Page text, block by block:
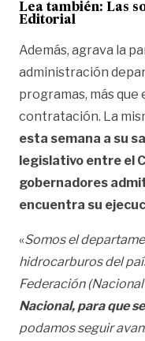
Lea también: Las
Editorial
Además, agrava la
administración
programas, más
contratación. La
esta semana a su
legislativo entre el
gobernadores
encuentra su
«Somos el
hidrocarburos del
Federación
Nacional, para que
podamos seguir